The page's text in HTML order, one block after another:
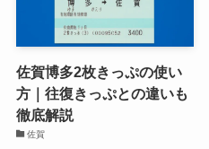
佐賀博多2枚きっぷの使い
方｜往復きっぷとの違いも
徹底解説
佐賀